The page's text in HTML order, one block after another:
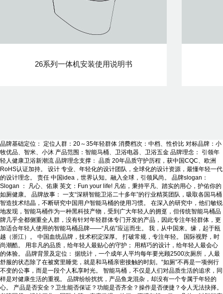
26系列一体机安装使用说明书
品牌基础定位： 定位人群：20～35年轻群体 消费档次：中档、性价比 对标品牌：小
牧优品、智米、小沐 产品范围：智能马桶、卫浴电器、卫浴五金 品牌理念： 引领年
轻人健康卫浴新潮流 品牌理念支撑： 品质 20年品质守护历程，获中国CQC、欧洲
RoHS认证加持。 设计 专业、年轻化的设计团队，全球化的设计资源，最懂年轻一代
的设计理念。 责任 中国idea，世界认知。融入全球，引领风尚。 品牌slogan：
Slogan ： 凡心、佑康 英文：Fun your life! 凡佑，秉持平凡、踏实的用心，护佑你的
如厕健康。 品牌故事： 一支“深耕智能卫浴二十多年”的行业精英团队，吸取各国马桶
智造技术结晶，不断研究中国用户智能马桶的使用习惯。 在深入的研究中，他们敏锐
地发现，智能马桶作为一种黑科技产物，受到广大年轻人的拥趸，但传统智能马桶品
牌几乎全都侧重全人群，没有针对年轻群体专门开发的产品，因此专注年轻群体，更
加适合年轻人使用的智能马桶品牌——“凡佑”应运而生。 我，从中国来。缘，起于瓯
越（浙江）。 中国血统品牌，技术积淀深厚。 打破常规，专注年轻。 国际视野，时
尚潮酷。 用非凡的品质，给年轻人最贴心的守护； 用精巧的设计，给年轻人最会心
的体验。 品牌背景及定位： 据统计，一个成年人平均每年要光顾2500次厕所，人最
舒服的状态除了在被窝里睡觉，就是和马桶亲密接触的时刻。“如厕”不再是一项例行
不变的公事，而是一段个人私享时光。 智能马桶，不仅是人们对品质生活的追求，同
样是对健康生活的重视。 品牌纷纷扰扰，产品鱼龙混杂，却没有一个专属于年轻的
心。 产品是否安全？卫生能否保证？功能是否齐全？操作是否便捷？令人无法抉择。